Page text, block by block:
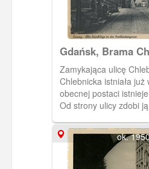
Gdańsk, Brama
Zamykająca ulicę
Chlebnicka istniała już
obecnej postaci
Od strony ulicy zdobi
ok.